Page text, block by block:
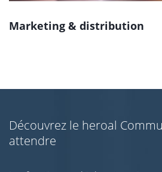
Marketing & distribution
Découvrez le heroal
attendre